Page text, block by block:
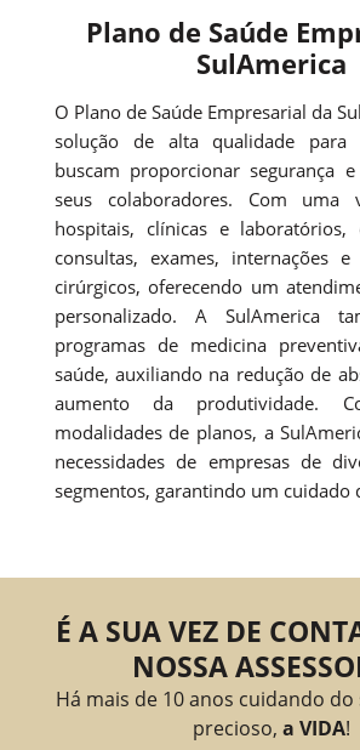
Plano de Saúde
SulAmerica
O Plano de Saúde Empresarial da
solução de alta qualidade para
buscam proporcionar segurança
seus colaboradores. Com uma
hospitais, clínicas e
consultas, exames, internações e
cirúrgicos, oferecendo um
personalizado. A SulAmerica
programas de medicina
saúde, auxiliando na redução de
aumento da produtividade.
modalidades de planos, a
necessidades de empresas de
segmentos, garantindo um cuidado
É A SUA VEZ DE
NOSSA
Há mais de 10 anos cuidando
precioso, a VIDA!